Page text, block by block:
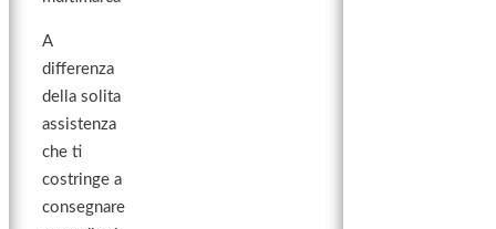
A
differenza
della solita
assistenza
che ti
costringe a
consegnare